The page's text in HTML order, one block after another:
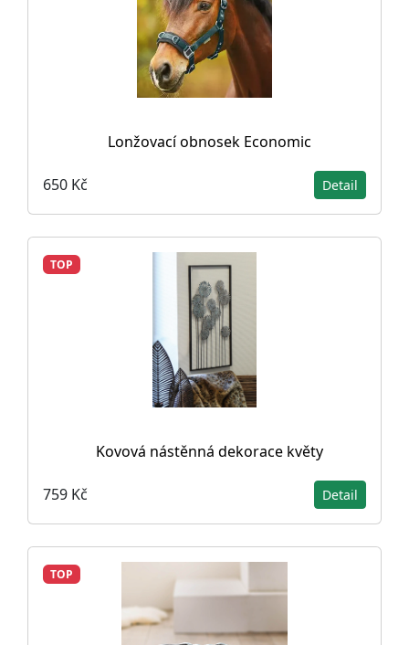
Lonžovací obnosek Economic
650 Kč Detail
TOP
Kovová nástěnná dekorace květy
759 Kč Detail
TOP